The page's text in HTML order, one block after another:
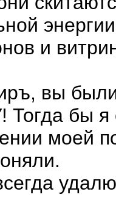
и
вы
бы я
моей